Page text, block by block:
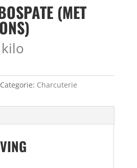
(MET
Categorie: Charcuterie